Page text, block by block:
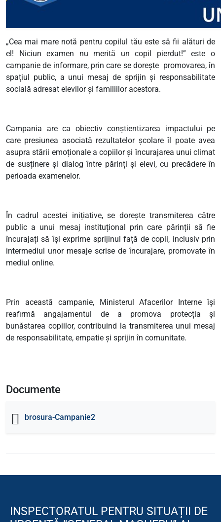
„Cea mai mare notă pentru copilul tău este să fii alături de
el! Niciun examen nu merită un copil pierdut!” este o
campanie de informare, prin care se dorește promovarea, în
spațiul public, a unui mesaj de sprijin și responsabilitate
socială adresat elevilor și familiilor acestora.
Campania are ca obiectiv conștientizarea impactului pe
care presiunea asociată rezultatelor școlare îl poate avea
asupra stării emoționale a copiilor și încurajarea unui climat
de susținere și dialog între părinți și elevi, cu precădere în
perioada examenelor.
În cadrul acestei inițiative, se dorește transmiterea către
public a unui mesaj instituțional prin care părinții să fie
încurajați să își exprime sprijinul față de copii, inclusiv prin
intermediul unor mesaje scrise de încurajare, promovate în
mediul online.
Prin această campanie, Ministerul Afacerilor Interne își
reafirmă angajamentul de a promova protecția și
bunăstarea copiilor, contribuind la transmiterea unui mesaj
de responsabilitate, empatie și sprijin în comunitate.
Documente
brosura-Campanie2
INSPECTORATUL PENTRU SITUAȚII DE